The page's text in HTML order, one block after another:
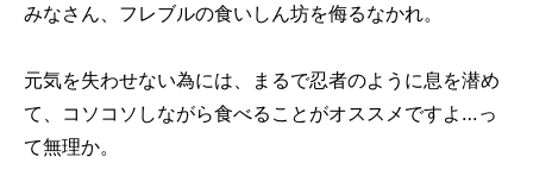
みなさん、フレブルの食いしん坊を侮るなかれ。
元気を失わせない為には、まるで忍者のように息を潜め
て、コソコソしながら食べることがオススメですよ…っ
て無理か。